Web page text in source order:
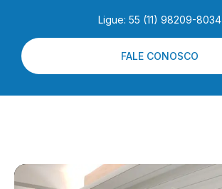
Ligue: 55 (11) 98209-8034
FALE CONOSCO